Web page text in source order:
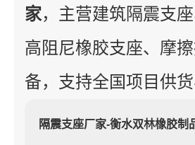
家，主营建筑隔震支
高阻尼橡胶支座、摩
备，支持全国项目供货
隔震支座厂家-衡水双林橡胶制